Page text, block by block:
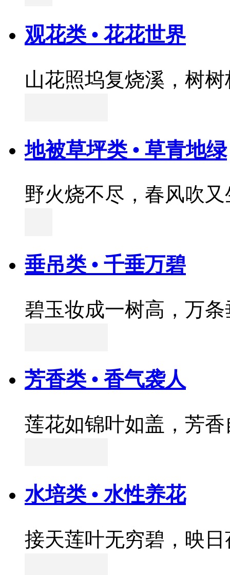
观花类 • 花花世界
山花照坞复烧溪，树
地被草坪类 • 草青地绿
野火烧不尽，春风吹又
垂吊类 • 千垂万碧
碧玉妆成一树高，万
芳香类 • 香气袭人
莲花如锦叶如盖，芳
水培类 • 水性养花
接天莲叶无穷碧，映